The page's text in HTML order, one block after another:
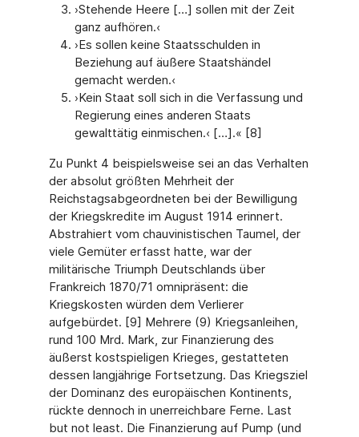
›Stehende Heere […] sollen mit der Zeit
ganz aufhören.‹
›Es sollen keine Staatsschulden in
Beziehung auf äußere Staatshändel
gemacht werden.‹
›Kein Staat soll sich in die Verfassung und
Regierung eines anderen Staats
gewalttätig einmischen.‹ […].« [8]
Zu Punkt 4 beispielsweise sei an das Verhalten
der absolut größten Mehrheit der
Reichstagsabgeordneten bei der Bewilligung
der Kriegskredite im August 1914 erinnert.
Abstrahiert vom chauvinistischen Taumel, der
viele Gemüter erfasst hatte, war der
militärische Triumph Deutschlands über
Frankreich 1870/71 omnipräsent: die
Kriegskosten würden dem Verlierer
aufgebürdet. [9] Mehrere (9) Kriegsanleihen,
rund 100 Mrd. Mark, zur Finanzierung des
äußerst kostspieligen Krieges, gestatteten
dessen langjährige Fortsetzung. Das Kriegsziel
der Dominanz des europäischen Kontinents,
rückte dennoch in unerreichbare Ferne. Last
but not least. Die Finanzierung auf Pump (und